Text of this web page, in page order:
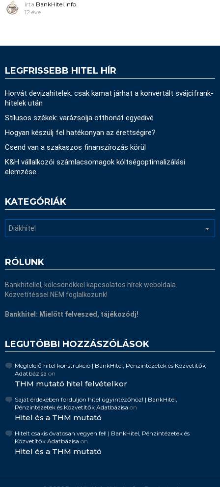
írta BankHitel.Info
12 éve
LEGFRISSEBB HITEL HÍR
Horvát devizahitelek: csak kamat járhat a konvertált svájcifrank-
hitelek után
Stílusos székek: varázsolja otthonát egyedivé
Hogyan készülj fel hatékonyan az érettségire?
Csend van a szakaszos finanszírozás körül
K&H vállalkozói számlacsomagok költségoptimalizálási
elemzése
KATEGÓRIÁK
RÓLUNK
Bankhitellel, kölcsönökkel kapcsolatos hírek weboldala.
Közvetítéssel NEM foglalkozunk!
Bankhitel: Mielőtt felveszed, tájékozódj!
LEGUTÓBBI HOZZÁSZÓLÁSOK
Megfelelő hitel konstrukció | BankHitel, Pénzintézetek és Közvetítők
Adatbázisa on
THM mutató hitel felvételkor
Saját érdekében forduljon hitel ügyintézőhöz! | BankHitel,
Pénzintézetek és Közvetítők Adatbázisa on
Hitel és a THM mutató
Hitelt csakis óvatosan vegyen fel! | BankHitel, Pénzintézetek és
Közvetítők Adatbázisa on
Hitel és a THM mutató